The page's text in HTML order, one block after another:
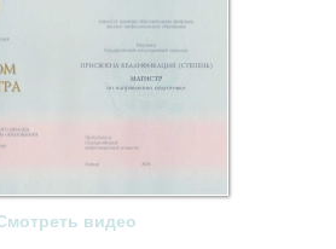
видео